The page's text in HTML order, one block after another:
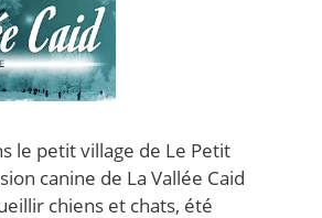
le petit village de Le Petit
canine de La Vallée Caid
chiens et chats, été